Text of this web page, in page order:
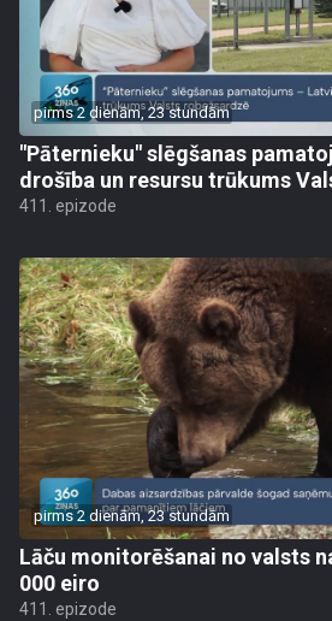
pirms 2 dienām, 23 stundām
"Pāternieku" slēgšanas
drošība un resursu trūkums
411. epizode
pirms 2 dienām, 23 stundām
Lāču monitorēšanai no valsts
000 eiro
411. epizode